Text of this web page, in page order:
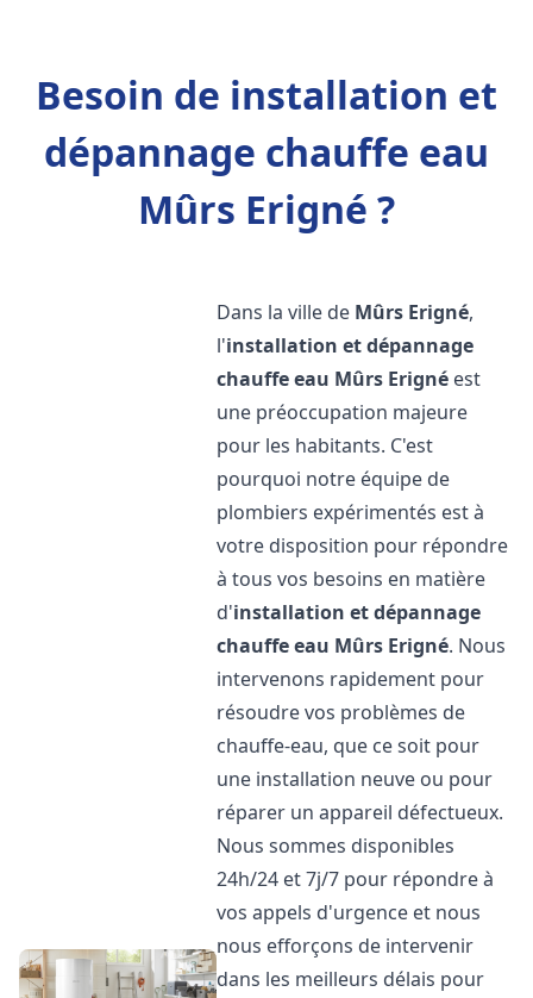
Besoin de installation et
dépannage chauffe eau
Mûrs Erigné ?
Dans la ville de Mûrs Erigné,
l'installation et dépannage
chauffe eau Mûrs Erigné est
une préoccupation majeure
pour les habitants. C'est
pourquoi notre équipe de
plombiers expérimentés est à
votre disposition pour répondre
à tous vos besoins en matière
d'installation et dépannage
chauffe eau Mûrs Erigné. Nous
intervenons rapidement pour
résoudre vos problèmes de
chauffe-eau, que ce soit pour
une installation neuve ou pour
réparer un appareil défectueux.
Nous sommes disponibles
24h/24 et 7j/7 pour répondre à
vos appels d'urgence et nous
nous efforçons de intervenir
dans les meilleurs délais pour